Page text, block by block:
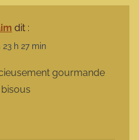
dit :
23 h 27 min
gourmande